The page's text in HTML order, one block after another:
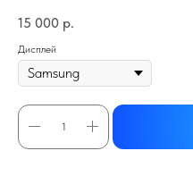
15 000 р.
Дисплей